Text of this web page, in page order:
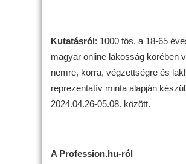
Kutatásról: 1000 fős, a 18-65
magyar online lakosság körében
nemre, korra, végzettségre és
reprezentatív minta alapján
2024.04.26-05.08. között.
A Profession.hu-ról